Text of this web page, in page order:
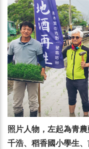
照片人物，左起為青
千浩、稻香國小學生